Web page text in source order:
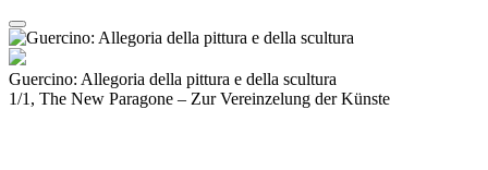
Guercino: Allegoria della pittura e della scultura
1/1, The New Paragone – Zur Vereinzelung der Künste